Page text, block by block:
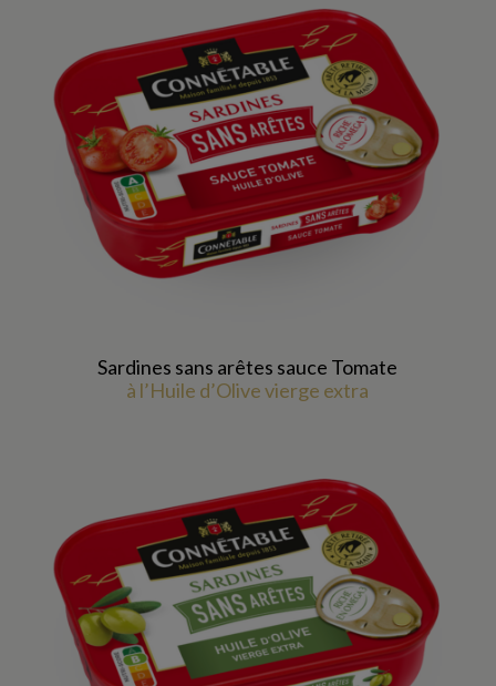
Sardines sans arêtes sauce Tomate
à l’Huile d’Olive vierge extra